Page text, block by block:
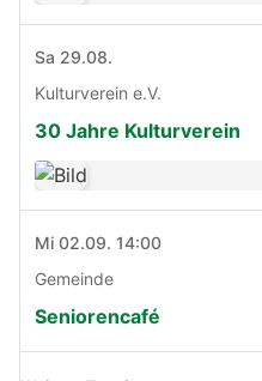
Sa 29.08.
Kulturverein e.V.
30 Jahre Kulturverein
Mi 02.09. 14:00
Gemeinde
Seniorencafé